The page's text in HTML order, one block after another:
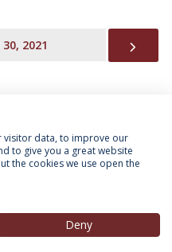
2021
visitor data, to improve our
to give you a great website
the cookies we use open the
Deny